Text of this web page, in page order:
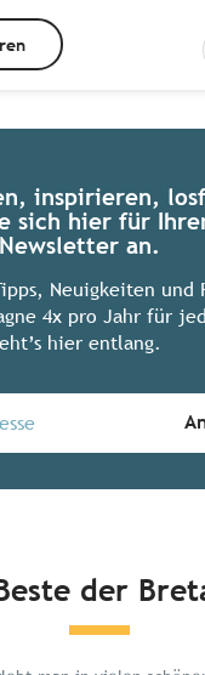
inspirieren,
sich hier für
an.
Neuigkeiten und
4x pro Jahr für
hier entlang.
der
Chillen in der